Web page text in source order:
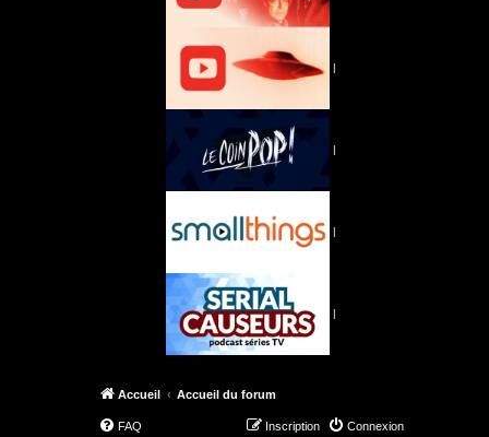
|
|
|
|
Accueil Accueil du forum
FAQ Connexion
Inscription